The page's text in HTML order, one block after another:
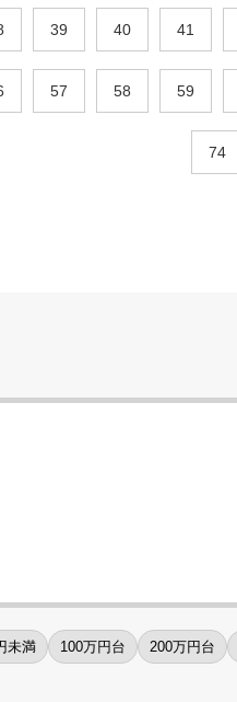
39 40 41
57 58 59
74
未満 100万円台 200万円台